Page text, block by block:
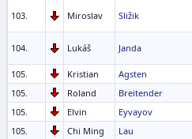
103. Miroslav Sližik
104. Lukáš Janda
105.
Kristian Agsten
105.
Roland Breitender
105.
Elvin Eyvayov
105.
Chi Ming Lau